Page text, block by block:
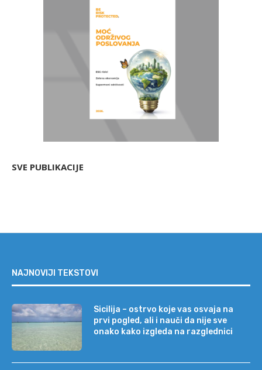
SVE PUBLIKACIJE
NAJNOVIJI TEKSTOVI
Sicilija – ostrvo koje vas osvaja na
prvi pogled, ali i nauči da nije sve
onako kako izgleda na razglednici